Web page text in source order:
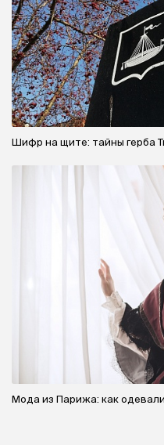
Шифр на щите: тайны герба
Мода из Парижа: как